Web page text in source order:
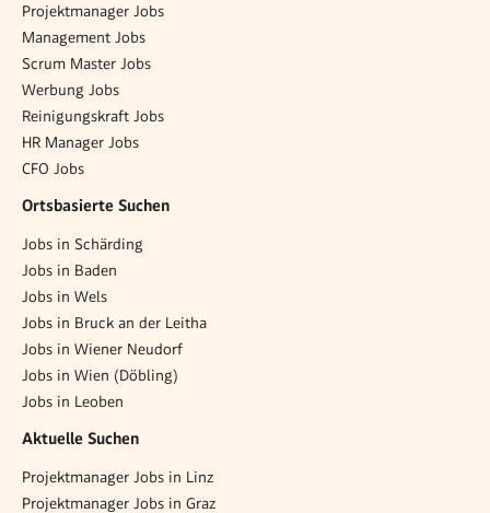
Projektmanager Jobs
Management Jobs
Scrum Master Jobs
Werbung Jobs
Reinigungskraft Jobs
HR Manager Jobs
CFO Jobs
Ortsbasierte Suchen
Jobs in Schärding
Jobs in Baden
Jobs in Wels
Jobs in Bruck an der Leitha
Jobs in Wiener Neudorf
Jobs in Wien (Döbling)
Jobs in Leoben
Aktuelle Suchen
Projektmanager Jobs in Linz
Projektmanager Jobs in Graz